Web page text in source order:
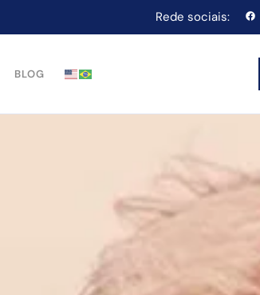
Rede sociais:
BLOG